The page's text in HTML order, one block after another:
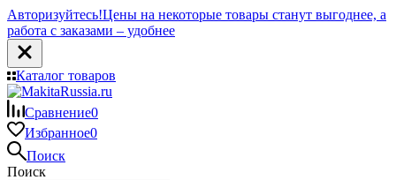
Авторизуйтесь!Цены на некоторые товары станут выгоднее, а
работа с заказами – удобнее
Каталог товаров
Сравнение0
Избранное0
Поиск
Поиск